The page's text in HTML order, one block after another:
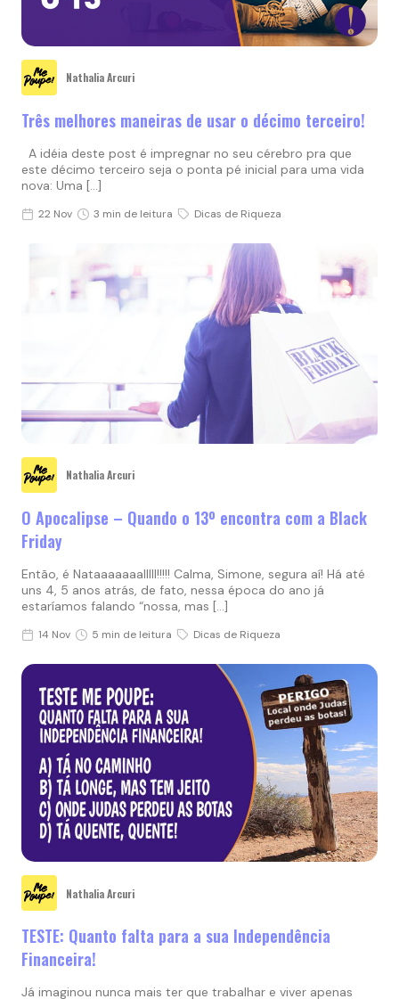
Nathalia Arcuri
Três melhores maneiras de usar o décimo terceiro!
A idéia deste post é impregnar no seu cérebro pra que
este décimo terceiro seja o ponta pé inicial para uma vida
nova: Uma […]
22 Nov 3 min de leitura Dicas de Riqueza
Nathalia Arcuri
O Apocalipse – Quando o 13º encontra com a Black
Friday
Então, é Nataaaaaaalllll!!!!! Calma, Simone, segura aí! Há até
uns 4, 5 anos atrás, de fato, nessa época do ano já
estaríamos falando “nossa, mas […]
14 Nov 5 min de leitura Dicas de Riqueza
Nathalia Arcuri
TESTE: Quanto falta para a sua Independência
Financeira!
Já imaginou nunca mais ter que trabalhar e viver apenas